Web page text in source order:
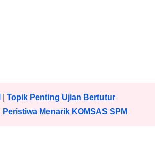
Topik Penting Ujian Bertutur
Peristiwa Menarik KOMSAS SPM